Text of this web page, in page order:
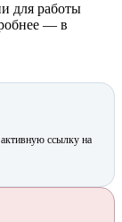
для работы
— в
ссылку на